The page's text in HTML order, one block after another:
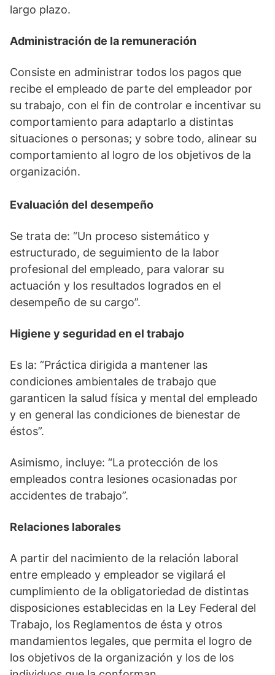
largo plazo.
Administración de la remuneración
Consiste en administrar todos los pagos que
recibe el empleado de parte del empleador por
su trabajo, con el fin de controlar e incentivar su
comportamiento para adaptarlo a distintas
situaciones o personas; y sobre todo, alinear su
comportamiento al logro de los objetivos de la
organización.
Evaluación del desempeño
Se trata de: “Un proceso sistemático y
estructurado, de seguimiento de la labor
profesional del empleado, para valorar su
actuación y los resultados logrados en el
desempeño de su cargo”.
Higiene y seguridad en el trabajo
Es la: “Práctica dirigida a mantener las
condiciones ambientales de trabajo que
garanticen la salud física y mental del empleado
y en general las condiciones de bienestar de
éstos”.
Asimismo, incluye: “La protección de los
empleados contra lesiones ocasionadas por
accidentes de trabajo”.
Relaciones laborales
A partir del nacimiento de la relación laboral
entre empleado y empleador se vigilará el
cumplimiento de la obligatoriedad de distintas
disposiciones establecidas en la Ley Federal del
Trabajo, los Reglamentos de ésta y otros
mandamientos legales, que permita el logro de
los objetivos de la organización y los de los